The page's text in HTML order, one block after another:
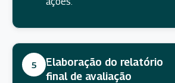
5
Elaboração do relatório
final de avaliação